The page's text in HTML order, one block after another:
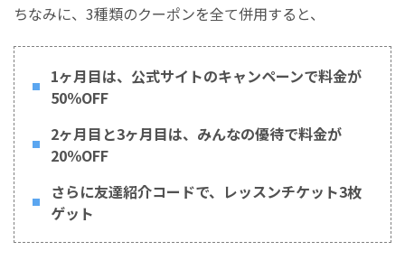
ちなみに、3種類のクーポンを全て併用すると、
1ヶ月目は、公式サイトのキャンペーンで料金が
50％OFF
2ヶ月目と3ヶ月目は、みんなの優待で料金が
20％OFF
さらに友達紹介コードで、レッスンチケット3枚
ゲット